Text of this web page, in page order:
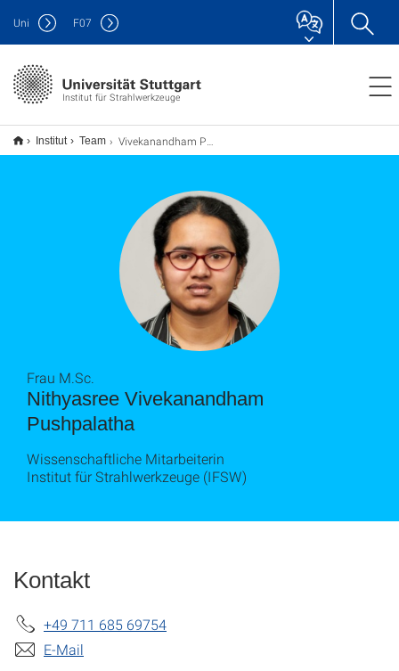
Institut für Strahlwerkzeuge
Uni F07
Institut Team Vivekanandham Pushpalatha, Nithyasree
Nithyasree Vivekanandham
Pushpalatha
Frau M.Sc.
Wissenschaftliche Mitarbeiterin
Institut für Strahlwerkzeuge (IFSW)
Kontakt
+49 711 685 69754
E-Mail